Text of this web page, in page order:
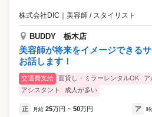
株式会社DIC 美容師 / スタイリスト
BUDDY 栃木店
美容師が将来をイメージできる
お話します！
交通費支給 面貸し・ミラーレンタルOK ア
アシスタント
成人が多い
正 月給 25万円 ~ 50万円 ア